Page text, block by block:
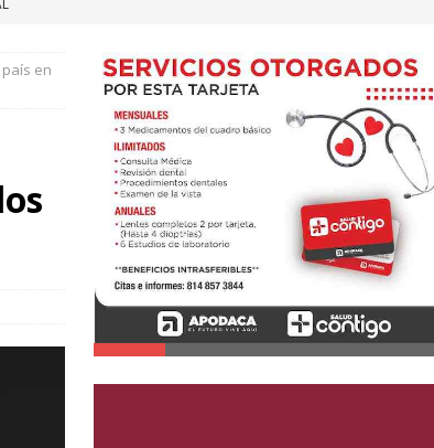
en